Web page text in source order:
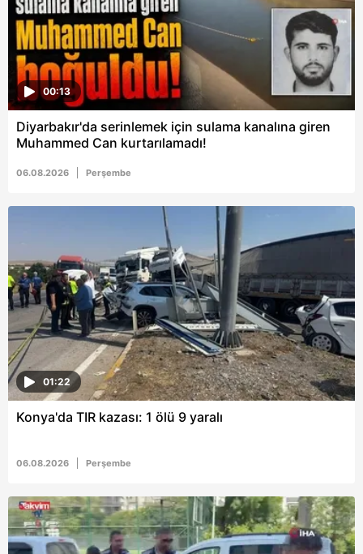
almak için lütfentıklayınız.
00:13
Diyarbakır'da serinlemek için sulama kanalına giren
Muhammed Can kurtarılamadı!
06.08.2026 Perşembe
01:22
Konya'da TIR kazası: 1 ölü 9 yaralı
06.08.2026 Perşembe